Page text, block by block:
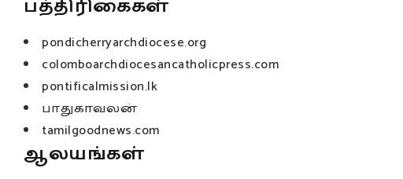
பத்திரிகைகள்
pondicherryarchdiocese.org
colomboarchdiocesancatholicpress.com
pontificalmission.lk
பாதுகாவலன்
tamilgoodnews.com
ஆலயங்கள்